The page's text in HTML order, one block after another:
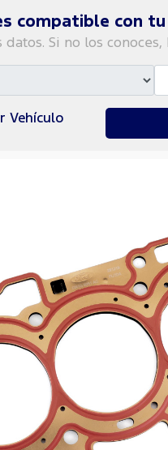
compatible con
datos. Si no los
Vehículo